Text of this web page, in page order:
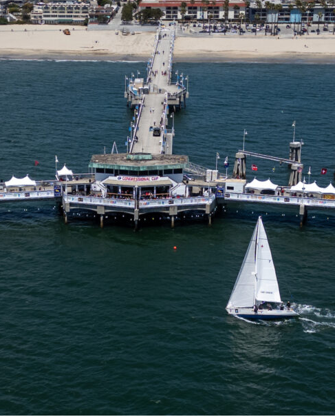
05Mai
Classe Ultim 32/23 , Records,Trophée Jules Verne
Un nouveau Maxi Edmond de
Source
Gitana Team
8 mai 2025
0